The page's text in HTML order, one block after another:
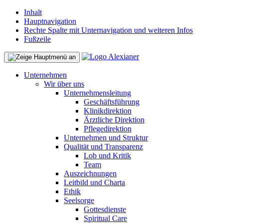
Inhalt
Hauptnavigation
Rechte Spalte mit Unternavigation und weiteren Infos
Fußzeile
Unternehmen
Wir über uns
Unternehmensleitung
Geschäftsführung
Klinikdirektion
Ärztliche Direktion
Pflegedirektion
Unternehmen und Struktur
Qualität und Transparenz
Lob und Kritik
Team
Auszeichnungen
Leitbild und Charta
Ethik
Seelsorge
Gottesdienste
Spiritual Care